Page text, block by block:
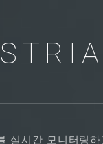
실시간 모니터링